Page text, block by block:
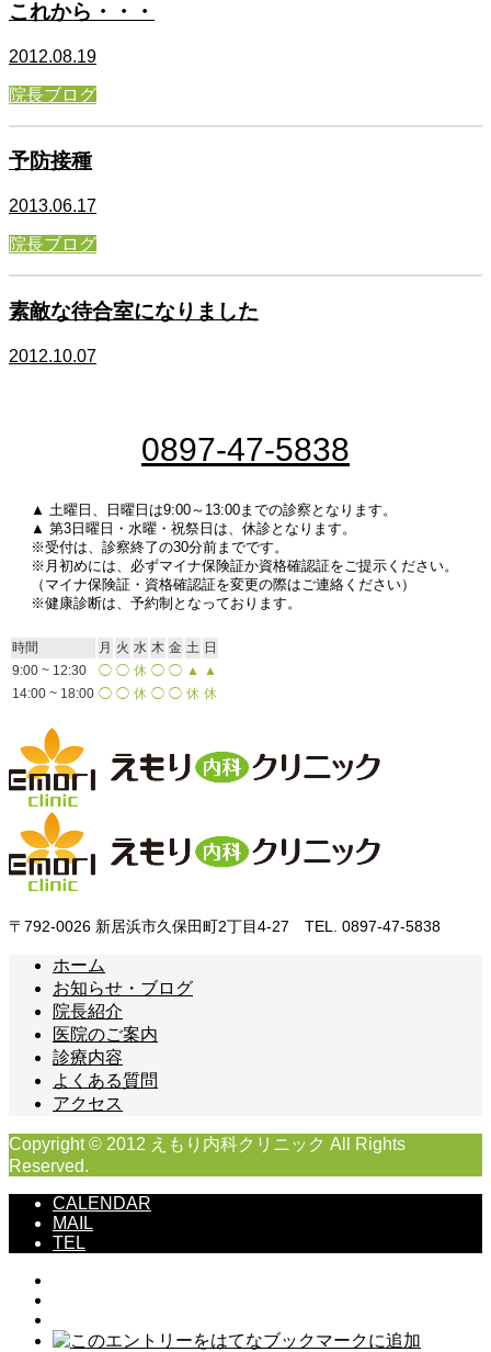
これから・・・
2012.08.19
院長ブログ
予防接種
2013.06.17
院長ブログ
素敵な待合室になりました
2012.10.07
0897-47-5838
▲ 土曜日、日曜日は9:00～13:00までの診察となります。
▲ 第3日曜日・水曜・祝祭日は、休診となります。
※受付は、診察終了の30分前までです。
※月初めには、必ずマイナ保険証か資格確認証をご提示ください。
（マイナ保険証・資格確認証を変更の際はご連絡ください）
※健康診断は、予約制となっております。
時間 月 火 水 木 金 土 日
9:00 ~ 12:30
◯ ◯ 休 ◯ ◯ ▲ ▲
14:00 ~ 18:00 ◯ ◯ 休 ◯ ◯ 休 休
〒792-0026 新居浜市久保田町2丁目4-27 TEL. 0897-47-5838
ホーム
お知らせ・ブログ
院長紹介
医院のご案内
診療内容
よくある質問
アクセス
Copyright © 2012 えもり内科クリニック All Rights
Reserved.
CALENDAR
MAIL
TEL